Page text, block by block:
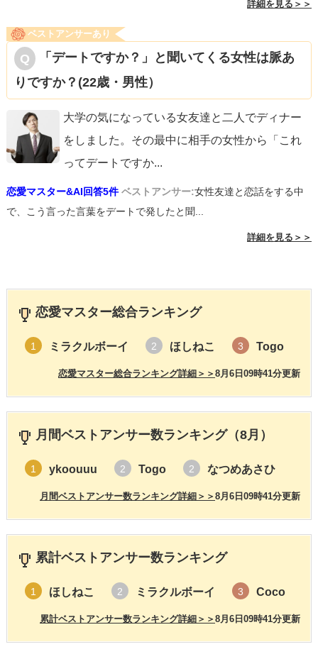
詳細を見る＞＞
ベストアンサーあり
「デートですか？」と聞いてくる女性は脈あ
りですか？(22歳・男性）
大学の気になっている女友達と二人でディナー
をしました。その最中に相手の女性から「これ
ってデートですか...
恋愛マスター&AI回答5件 ベストアンサー:女性友達と恋話をする中
で、こう言った言葉をデートで発したと聞...
詳細を見る＞＞
恋愛マスター総合ランキング
1 ミラクルボーイ 2 ほしねこ 3 Togo
8月6日09時41分更新
恋愛マスター総合ランキング詳細＞＞
月間ベストアンサー数ランキング（8月）
1 ykoouuu 2 Togo 2 なつめあさひ
8月6日09時41分更新
月間ベストアンサー数ランキング詳細＞＞
累計ベストアンサー数ランキング
1 ほしねこ 2 ミラクルボーイ 3 Coco
8月6日09時41分更新
累計ベストアンサー数ランキング詳細＞＞